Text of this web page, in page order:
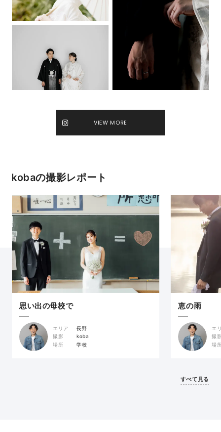
VIEW MORE
kobaの撮影レポート
思い出の母校で
エリア
長野
撮影
koba
場所
学校
恵の雨
エ
撮
場
すべて見る